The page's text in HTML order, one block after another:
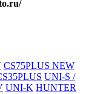
CS75PLUS NEW
UNI-S /
UNI-K HUNTER